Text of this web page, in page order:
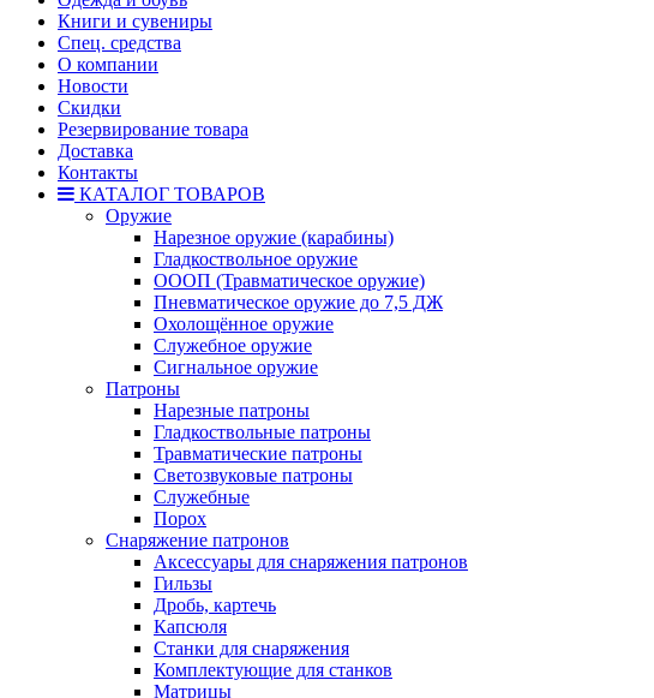
Книги и сувениры
Спец. средства
О компании
Новости
Скидки
Резервирование товара
Доставка
Контакты
КАТАЛОГ ТОВАРОВ
Оружие
Нарезное оружие (карабины)
Гладкоствольное оружие
ОООП (Травматическое оружие)
Пневматическое оружие до 7,5 ДЖ
Охолощённое оружие
Служебное оружие
Сигнальное оружие
Патроны
Нарезные патроны
Гладкоствольные патроны
Травматические патроны
Светозвуковые патроны
Служебные
Порох
Снаряжение патронов
Аксессуары для снаряжения патронов
Гильзы
Дробь, картечь
Капсюля
Станки для снаряжения
Комплектующие для станков
Матрицы